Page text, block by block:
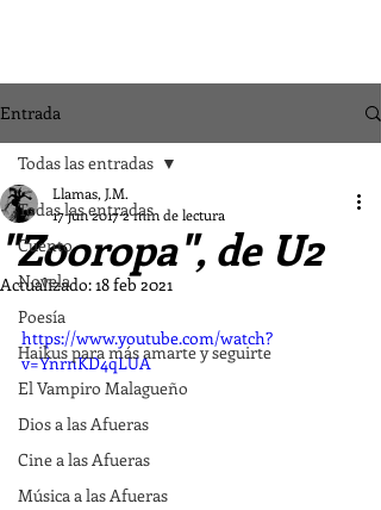
Entrada
Todas las entradas
Cuento
Novela
Poesía
Haikus para más amarte y seguirte
El Vampiro Malagueño
Dios a las Afueras
Cine a las Afueras
Música a las Afueras
Todas las entradas
"Zooropa", de U2
Llamas, J.M.
17 jun 20172 min de lectura
Actualizado:18 feb 2021
https://www.youtube.com/watch?
v=YnrnKD4qLUA